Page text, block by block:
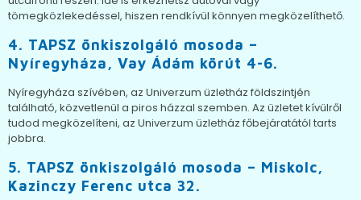
tömegközlekedéssel, hiszen rendkívül könnyen megközelíthető.
4. TAPSZ önkiszolgáló mosoda –
Nyíregyháza, Vay Ádám körút 4-6.
Nyíregyháza szívében, az Univerzum üzletház földszintjén
található, közvetlenül a piros házzal szemben. Az üzletet kívülről
tudod megközelíteni, az Univerzum üzletház főbejáratától tarts
jobbra.
5. TAPSZ önkiszolgáló mosoda – Miskolc,
Kazinczy Ferenc utca 32.